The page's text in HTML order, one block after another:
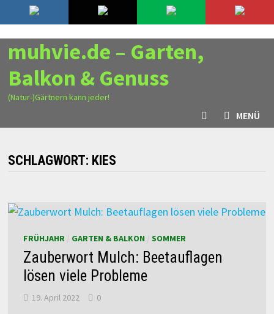
Zurück
zum
Inhalt
7. August 2026
muhvie.de – Garten,
Balkon & Genuss
(Natur-)Gärtnern kann jeder!
MENÜ
SCHLAGWORT: KIES
FRÜHJAHR/ GARTEN & BALKON SOMMER
Zauberwort Mulch: Beetauflagen
lösen viele Probleme
19. April 2022 0